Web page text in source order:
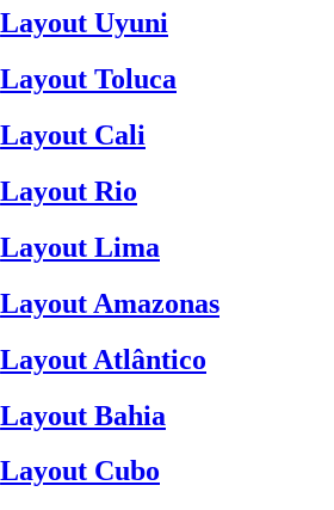
Layout Uyuni
Layout Toluca
Layout Cali
Layout Rio
Layout Lima
Layout Amazonas
Layout Atlântico
Layout Bahia
Layout Cubo